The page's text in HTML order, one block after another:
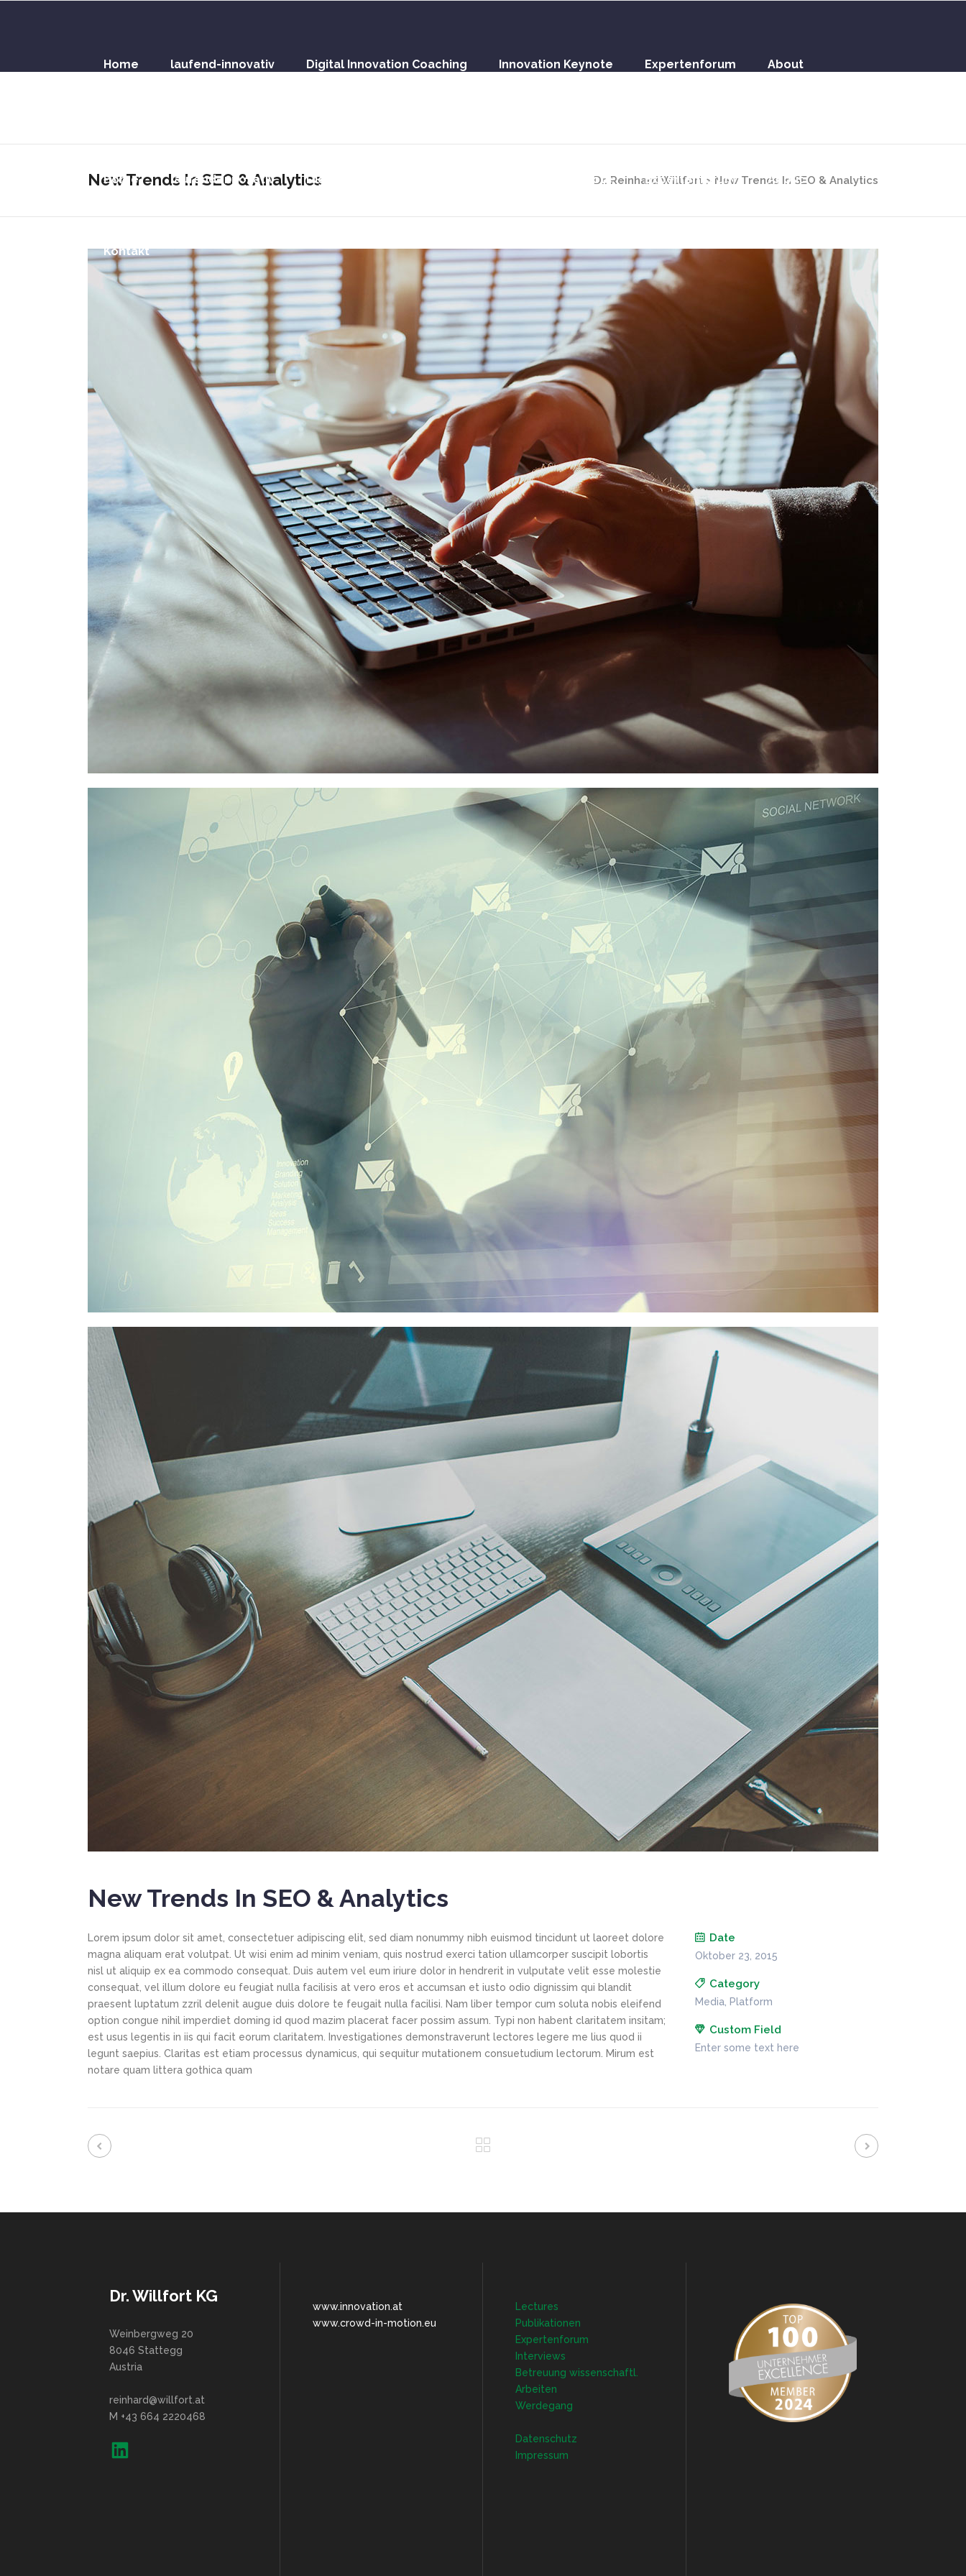
Home laufend-innovativ Digital Innovation Coaching Innovation Keynote Expertenforum About
Kontakt
Home laufend-innovativ Digital Innovation Coaching Innovation Keynote Expertenforum About
New Trends In SEO & Analytics Dr. Reinhard Willfort > New Trends In SEO & Analytics
New Trends In SEO & Analytics
Lorem ipsum dolor sit amet, consectetuer adipiscing elit, sed diam nonummy nibh euismod tincidunt ut laoreet dolore
magna aliquam erat volutpat. Ut wisi enim ad minim veniam, quis nostrud exerci tation ullamcorper suscipit lobortis
nisl ut aliquip ex ea commodo consequat. Duis autem vel eum iriure dolor in hendrerit in vulputate velit esse molestie
consequat, vel illum dolore eu feugiat nulla facilisis at vero eros et accumsan et iusto odio dignissim qui blandit
praesent luptatum zzril delenit augue duis dolore te feugait nulla facilisi. Nam liber tempor cum soluta nobis eleifend
option congue nihil imperdiet doming id quod mazim placerat facer possim assum. Typi non habent claritatem insitam;
est usus legentis in iis qui facit eorum claritatem. Investigationes demonstraverunt lectores legere me lius quod ii
legunt saepius. Claritas est etiam processus dynamicus, qui sequitur mutationem consuetudium lectorum. Mirum est
notare quam littera gothica quam
Date
Oktober 23, 2015
Category
Media, Platform
Custom Field
Enter some text here
Dr. Willfort KG
Weinbergweg 20
8046 Stattegg
Austria
reinhard@willfort.at
M +43 664 2220468
www.innovation.at
www.crowd-in-motion.eu
Lectures
Publikationen
Expertenforum
Interviews
Betreuung wissenschaftl.
Arbeiten
Werdegang
Datenschutz
Impressum